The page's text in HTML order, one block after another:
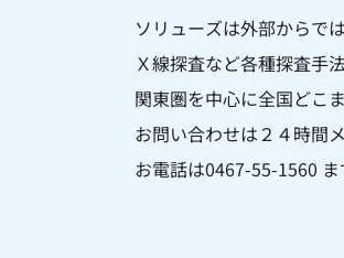
ソリューズは外部からで
Ｘ線探査など各種探査手
関東圏を中心に全国どこ
お問い合わせは２４時間
お電話は0467-55-1560 ま